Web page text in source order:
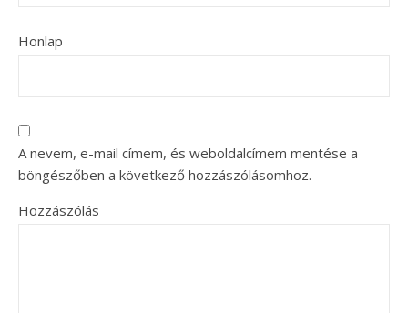
Honlap
A nevem, e-mail címem, és weboldalcímem mentése a
böngészőben a következő hozzászólásomhoz.
Hozzászólás